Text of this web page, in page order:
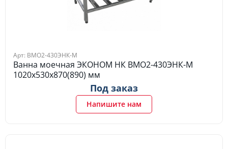
Арт: ВМО2-430ЭНК-М
Ванна моечная ЭКОНОМ НК ВМО2-430ЭНК-М
1020х530х870(890) мм
Под заказ
Напишите нам